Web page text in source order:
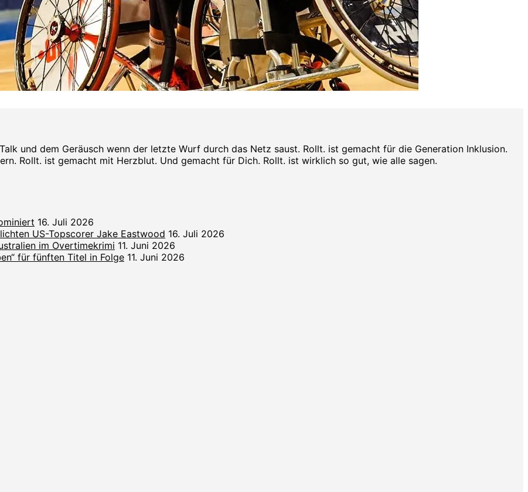
und dem Geräusch wenn der letzte Wurf durch das Netz saust. Rollt. ist gemacht für die Generation Inklusion.
Rollt. ist gemacht mit Herzblut. Und gemacht für Dich. Rollt. ist wirklich so gut, wie alle sagen.
16. Juli 2026
US-Topscorer Jake Eastwood 16. Juli 2026
im Overtimekrimi 11. Juni 2026
für fünften Titel in Folge 11. Juni 2026